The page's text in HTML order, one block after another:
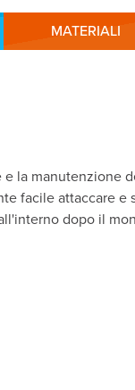
MATERIALI
la manutenzione
facile attaccare e
dopo il